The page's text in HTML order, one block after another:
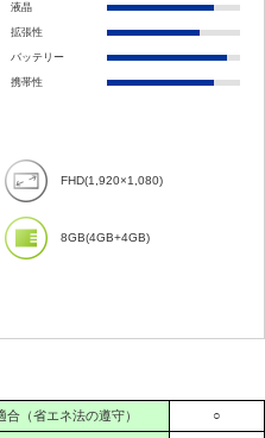
液晶
拡張性
バッテリー
携帯性
FHD(1,920×1,080)
8GB(4GB+4GB)
（省エネ法の遵守） ○